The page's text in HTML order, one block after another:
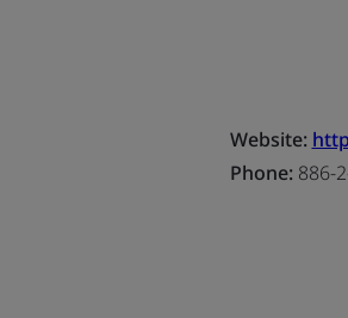
Website:
Phone:886-